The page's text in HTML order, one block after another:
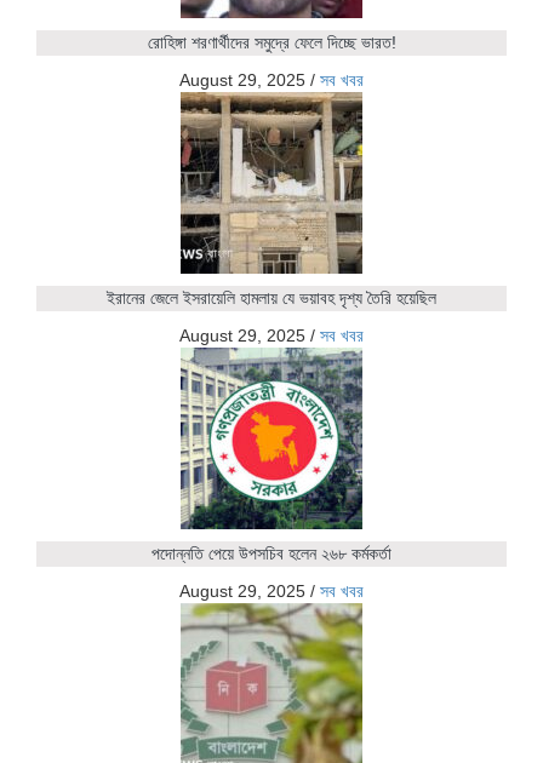
রোহিঙ্গা শরণার্থীদের সমুদ্রে ফেলে দিচ্ছে ভারত!
August 29, 2025 / সব খবর
ইরানের জেলে ইসরায়েলি হামলায় যে ভয়াবহ দৃশ্য তৈরি হয়েছিল
August 29, 2025 / সব খবর
পদোন্নতি পেয়ে উপসচিব হলেন ২৬৮ কর্মকর্তা
August 29, 2025 / সব খবর